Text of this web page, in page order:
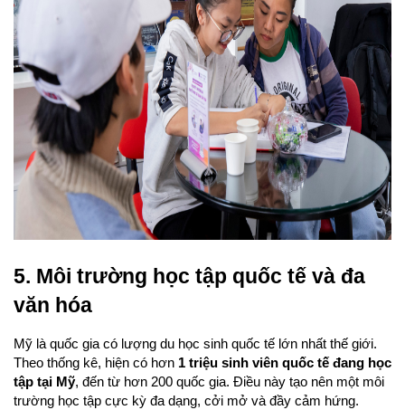
5. Môi trường học tập quốc tế và đa
văn hóa
Mỹ là quốc gia có lượng du học sinh quốc tế lớn nhất thế giới.
Theo thống kê, hiện có hơn 1 triệu sinh viên quốc tế đang học
tập tại Mỹ, đến từ hơn 200 quốc gia. Điều này tạo nên một môi
trường học tập cực kỳ đa dạng, cởi mở và đầy cảm hứng.